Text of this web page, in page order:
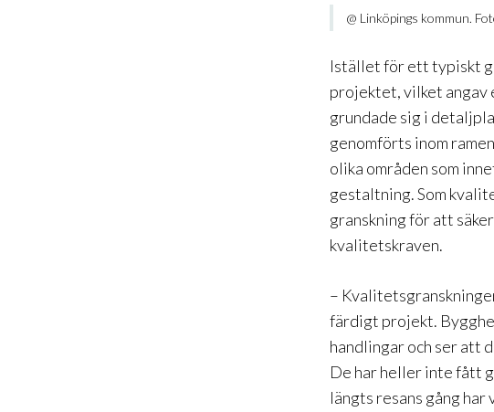
@ Linköpings kommun.
Istället för ett typiskt
projektet, vilket angav
grundade sig i
genomförts inom
olika områden som
gestaltning. Som
granskning för att
kvalitetskraven.
–
färdigt projekt.
handlingar och ser att
De har heller inte fått
längts resans gång